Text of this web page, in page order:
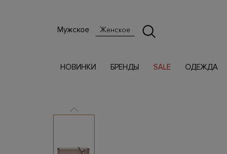
Мужское Женское
НОВИНКИ БРЕНДЫ SALE ОДЕЖДА